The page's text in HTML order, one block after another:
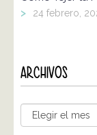
> 24 febrero,
ARCHIVOS